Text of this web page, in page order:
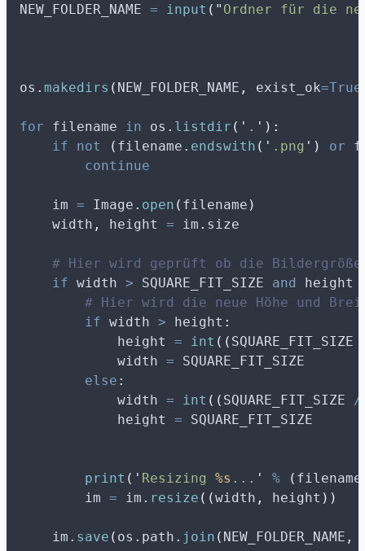
NEW_FOLDER_NAME = input ( " Ordner für die
os . makedirs ( NEW_FOLDER_NAME , exist_ok=True
for filename in os . listdir ( ' . ' ):
if
not ( filename . endswith ( ' .png ' ) or
continue
    im
= Image . open ( filename )
    width
, height = im . size
# Hier wird geprüft ob die Bildergrößen
if width > SQUARE_FIT_SIZE and height
# Hier wird die neue Höhe und
if width > height :
            height
= int (( SQUARE_FIT_SIZE
            width
= SQUARE_FIT_SIZE
else :
            width
= int (( SQUARE_FIT_SIZE /
            height
= SQUARE_FIT_SIZE
print ( ' Resizing %s ... ' % ( filename
        im
= im . resize ((width , height ))
    im
. save ( os . path . join ( NEW_FOLDER_NAME ,